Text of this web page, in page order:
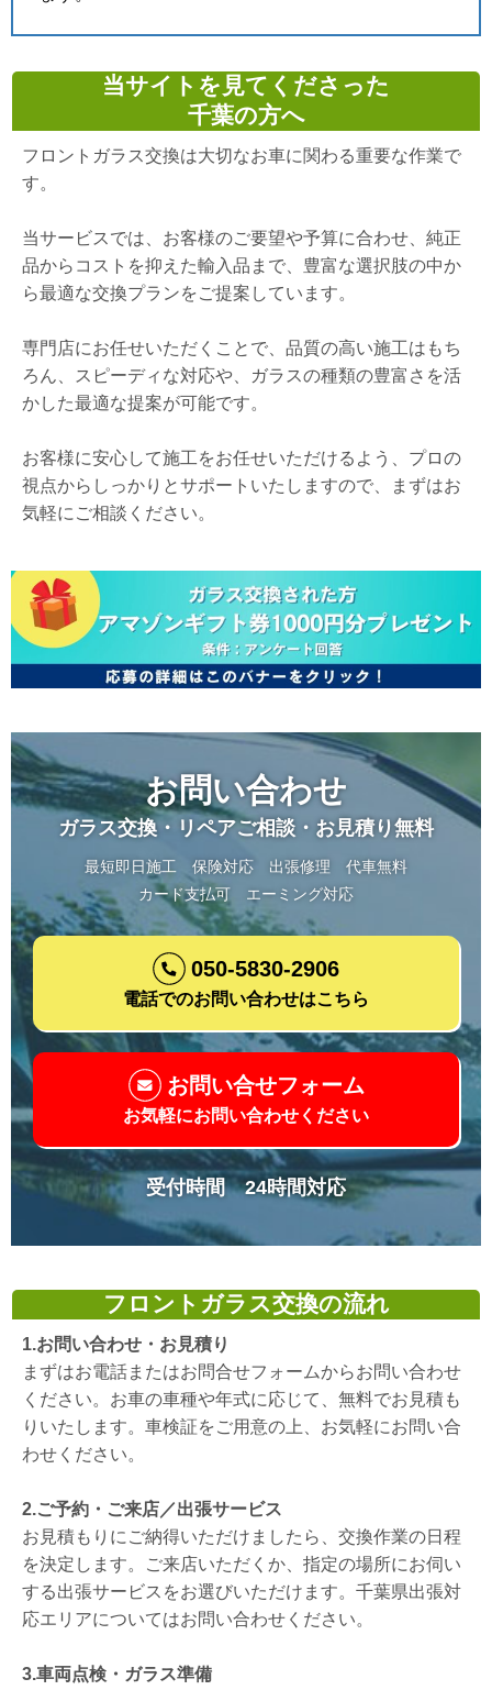
当サイトを見てくださった
千葉の方へ
フロントガラス交換は大切なお車に関わる重要な作業で
す。
当サービスでは、お客様のご要望や予算に合わせ、純正
品からコストを抑えた輸入品まで、豊富な選択肢の中か
ら最適な交換プランをご提案しています。
専門店にお任せいただくことで、品質の高い施工はもち
ろん、スピーディな対応や、ガラスの種類の豊富さを活
かした最適な提案が可能です。
お客様に安心して施工をお任せいただけるよう、プロの
視点からしっかりとサポートいたしますので、まずはお
気軽にご相談ください。
お問い合わせ
ガラス交換・リペアご相談・お見積り無料
最短即日施工 保険対応 出張修理
代車無料
カード支払可
エーミング対応
050-5830-2906
電話でのお問い合わせはこちら
お問い合せフォーム
お気軽にお問い合わせください
受付時間 24時間対応
フロントガラス交換の流れ
1.お問い合わせ・お見積り
まずはお電話またはお問合せフォームからお問い合わせ
ください。お車の車種や年式に応じて、無料でお見積も
りいたします。車検証をご用意の上、お気軽にお問い合
わせください。
2.ご予約・ご来店／出張サービス
お見積もりにご納得いただけましたら、交換作業の日程
を決定します。ご来店いただくか、指定の場所にお伺い
する出張サービスをお選びいただけます。千葉県出張対
応エリアについてはお問い合わせください。
3.車両点検・ガラス準備